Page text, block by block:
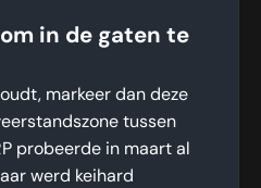
in de gaten te
markeer dan deze
tussen
probeerde in maart al
werd keihard